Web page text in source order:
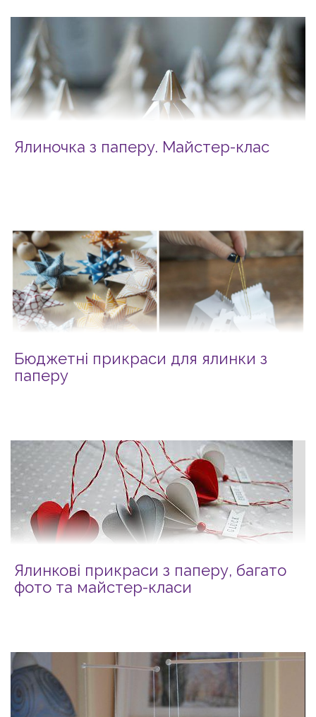
Ялиночка з паперу. Майстер-клас
Бюджетні прикраси для ялинки з
паперу
Ялинкові прикраси з паперу, багато
фото та майстер-класи